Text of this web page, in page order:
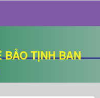
TỊNH BAN